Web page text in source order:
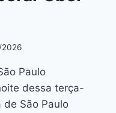
Paulo
dessa terça-
de São Paulo